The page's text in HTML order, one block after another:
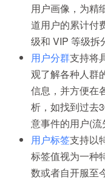
用户画像，为精
道用户的累计付
级和 VIP 等级拆
用户分群支持将
观了解各种人群
信息，并方便在
析，如找到过去
意事件的用户(流
用户标签支持以
标签值视为一种
数或者自开服至